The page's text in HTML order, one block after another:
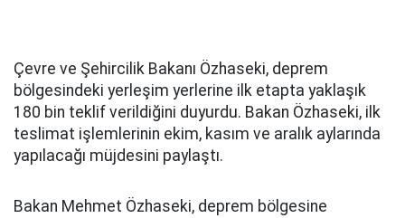
Çevre ve Şehircilik Bakanı Özhaseki, deprem
bölgesindeki yerleşim yerlerine ilk etapta yaklaşık
180 bin teklif verildiğini duyurdu. Bakan Özhaseki, ilk
teslimat işlemlerinin ekim, kasım ve aralık aylarında
yapılacağı müjdesini paylaştı.
Bakan Mehmet Özhaseki, deprem bölgesine